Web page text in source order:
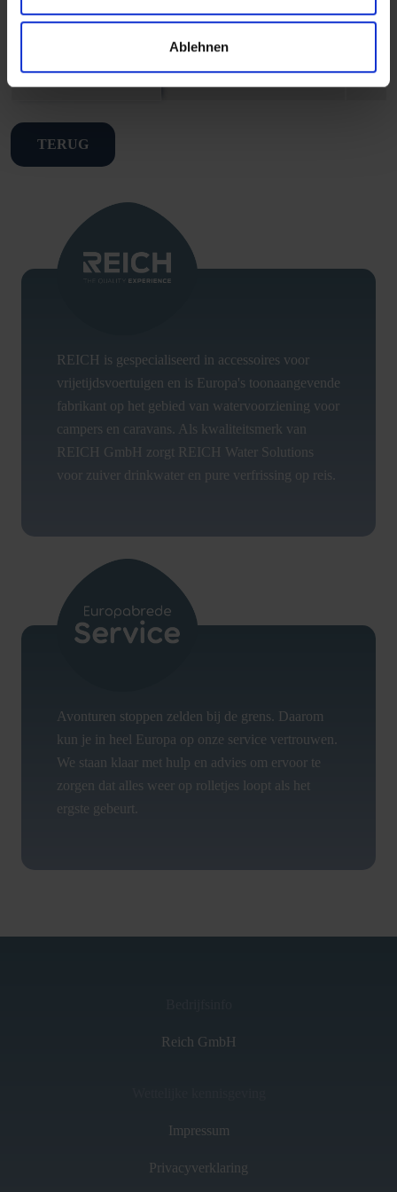
AblehnenTO THE
TERUG
REICH is gespecialiseerd in accessoires voor
vrijetijdsvoertuigen en is Europa's toonaangevende
fabrikant op het gebied van watervoorziening voor
campers en caravans. Als kwaliteitsmerk van
REICH GmbH zorgt REICH Water Solutions
voor zuiver drinkwater en pure verfrissing op reis.
Avonturen stoppen zelden bij de grens. Daarom
kun je in heel Europa op onze service vertrouwen.
We staan klaar met hulp en advies om ervoor te
zorgen dat alles weer op rolletjes loopt als het
ergste gebeurt.
Reich GmbH
Impressum
Privacyverklaring